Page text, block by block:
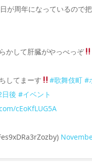
が周年になっているので
かして肝臓がやっべっぞ
してまーす #歌舞伎町 #
後 #イベント
cEoKfLUG5A